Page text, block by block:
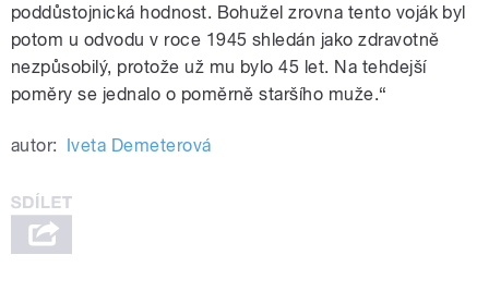
poddůstojnická hodnost. Bohužel zrovna tento voják byl
potom u odvodu v roce 1945 shledán jako zdravotně
nezpůsobilý, protože už mu bylo 45 let. Na tehdejší
poměry se jednalo o poměrně staršího muže.“
autor: Iveta Demeterová